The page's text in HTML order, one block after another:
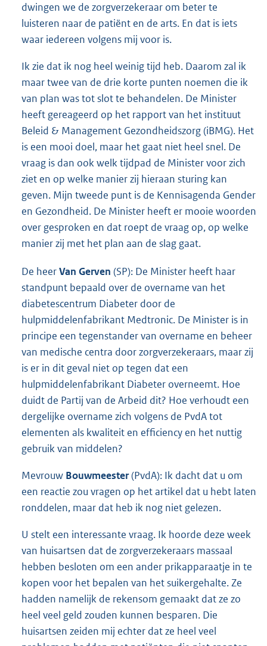
dwingen we de zorgverzekeraar om beter te
luisteren naar de patiënt en de arts. En dat is iets
waar iedereen volgens mij voor is.
Ik zie dat ik nog heel weinig tijd heb. Daarom zal ik
maar twee van de drie korte punten noemen die ik
van plan was tot slot te behandelen. De Minister
heeft gereageerd op het rapport van het instituut
Beleid & Management Gezondheidszorg (iBMG). Het
is een mooi doel, maar het gaat niet heel snel. De
vraag is dan ook welk tijdpad de Minister voor zich
ziet en op welke manier zij hieraan sturing kan
geven. Mijn tweede punt is de Kennisagenda Gender
en Gezondheid. De Minister heeft er mooie woorden
over gesproken en dat roept de vraag op, op welke
manier zij met het plan aan de slag gaat.
De heerVan Gerven (SP): De Minister heeft haar
standpunt bepaald over de overname van het
diabetescentrum Diabeter door de
hulpmiddelenfabrikant Medtronic. De Minister is in
principe een tegenstander van overname en beheer
van medische centra door zorgverzekeraars, maar zij
is er in dit geval niet op tegen dat een
hulpmiddelenfabrikant Diabeter overneemt. Hoe
duidt de Partij van de Arbeid dit? Hoe verhoudt een
dergelijke overname zich volgens de PvdA tot
elementen als kwaliteit en efficiency en het nuttig
gebruik van middelen?
Mevrouw Bouwmeester(PvdA): Ik dacht dat u om
een reactie zou vragen op het artikel dat u hebt laten
ronddelen, maar dat heb ik nog niet gelezen.
U stelt een interessante vraag. Ik hoorde deze week
van huisartsen dat de zorgverzekeraars massaal
hebben besloten om een ander prikapparaatje in te
kopen voor het bepalen van het suikergehalte. Ze
hadden namelijk de rekensom gemaakt dat ze zo
heel veel geld zouden kunnen besparen. Die
huisartsen zeiden mij echter dat ze heel veel